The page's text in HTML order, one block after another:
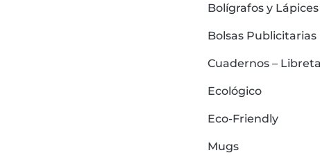
Bolígrafos y Lápices
Bolsas Publicitarias
Cuadernos –
Ecológico
Eco-Friendly
Mugs